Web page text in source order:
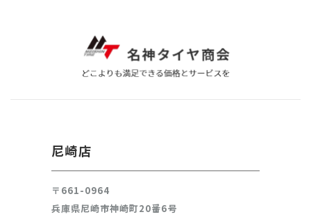
尼崎店
〒661-0964
兵庫県尼崎市神崎町20番6号